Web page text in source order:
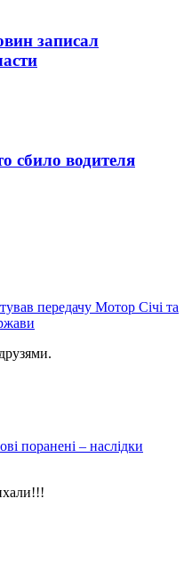
записал
сбило водителя
передачу Мотор Січі та
поранені – наслідки